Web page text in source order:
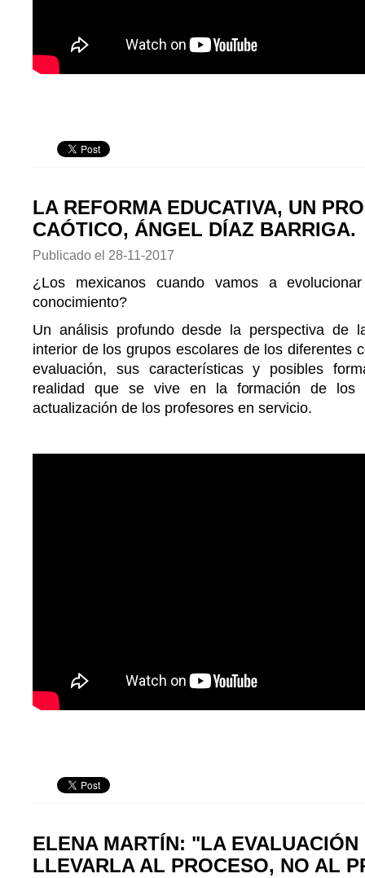
LA REFORMA EDUCATIVA, UN
CAÓTICO, ÁNGEL DÍAZ BARRIGA.
Publicado el 28-11-2017
¿Los mexicanos cuando vamos a
conocimiento?
Un análisis profundo desde la perspectiva de
interior de los grupos escolares de los diferentes
evaluación, sus características y posibles
realidad que se vive en la formación de los
actualización de los profesores en servicio.
ELENA MARTÍN: "LA EVALUACIÓN
LLEVARLA AL PROCESO, NO AL